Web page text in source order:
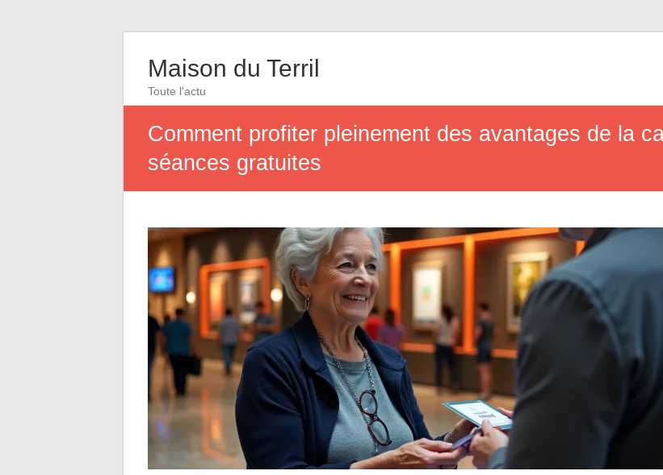
Maison du Terril
Toute l'actu
Comment profiter pleinement des avantages de la
séances gratuites